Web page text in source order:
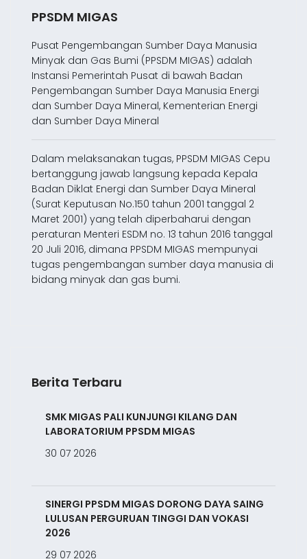
PPSDM MIGAS
Pusat Pengembangan Sumber Daya Manusia
Minyak dan Gas Bumi (PPSDM MIGAS) adalah
Instansi Pemerintah Pusat di bawah Badan
Pengembangan Sumber Daya Manusia Energi
dan Sumber Daya Mineral, Kementerian Energi
dan Sumber Daya Mineral
Dalam melaksanakan tugas, PPSDM MIGAS Cepu
bertanggung jawab langsung kepada Kepala
Badan Diklat Energi dan Sumber Daya Mineral
(Surat Keputusan No.150 tahun 2001 tanggal 2
Maret 2001) yang telah diperbaharui dengan
peraturan Menteri ESDM no. 13 tahun 2016 tanggal
20 Juli 2016, dimana PPSDM MIGAS mempunyai
tugas pengembangan sumber daya manusia di
bidang minyak dan gas bumi.
Berita Terbaru
SMK MIGAS PALI KUNJUNGI KILANG DAN
LABORATORIUM PPSDM MIGAS
30 07 2026
SINERGI PPSDM MIGAS DORONG DAYA SAING
LULUSAN PERGURUAN TINGGI DAN VOKASI
2026
29 07 2026